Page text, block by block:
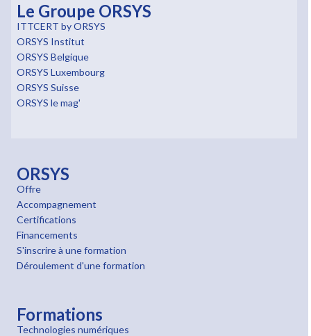
Le Groupe ORSYS
ITTCERT by ORSYS
ORSYS Institut
ORSYS Belgique
ORSYS Luxembourg
ORSYS Suisse
ORSYS le mag'
ORSYS
Offre
Accompagnement
Certifications
Financements
S'inscrire à une formation
Déroulement d'une formation
Formations
Technologies numériques